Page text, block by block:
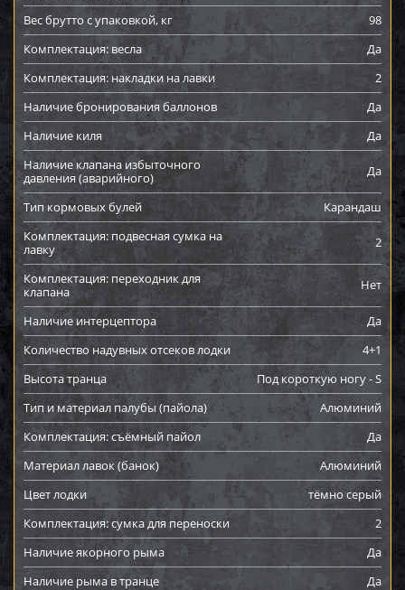
Вес брутто с упаковкой, кг
98
Комплектация: весла
Да
Комплектация: накладки на лавки
2
Наличие бронирования баллонов
Да
Наличие киля
Да
Наличие клапана избыточного
давления (аварийного)
Да
Тип кормовых булей
Карандаш
Комплектация: подвесная сумка на
лавку
2
Комплектация: переходник для
клапана
Нет
Наличие интерцептора
Да
Количество надувных отсеков лодки
4+1
Высота транца
Под короткую ногу - S
Тип и материал палубы (пайола)
Алюминий
Комплектация: съёмный пайол
Да
Материал лавок (банок)
Алюминий
Цвет лодки
тёмно серый
Комплектация: сумка для переноски
2
Наличие якорного рыма
Да
Наличие рыма в транце
Да